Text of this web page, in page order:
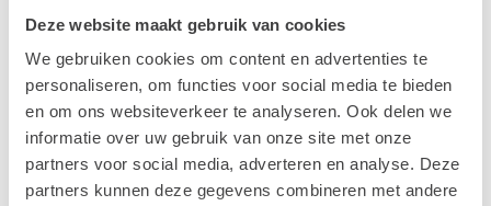
Deze website maakt gebruik van cookies
We gebruiken cookies om content en advertenties te
personaliseren, om functies voor social media te bieden
en om ons websiteverkeer te analyseren. Ook delen we
informatie over uw gebruik van onze site met onze
partners voor social media, adverteren en analyse. Deze
partners kunnen deze gegevens combineren met andere
7.7m²